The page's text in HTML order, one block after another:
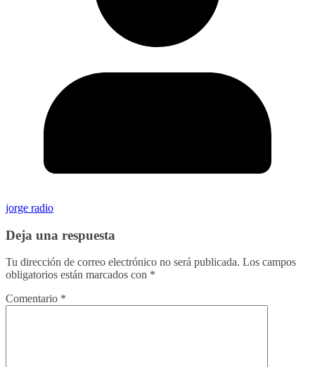
jorge radio
Deja una respuesta
Tu dirección de correo electrónico no será publicada. Los campos
obligatorios están marcados con *
Comentario *